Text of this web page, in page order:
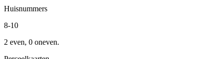
Huisnummers
8-10
2 even, 0 oneven.